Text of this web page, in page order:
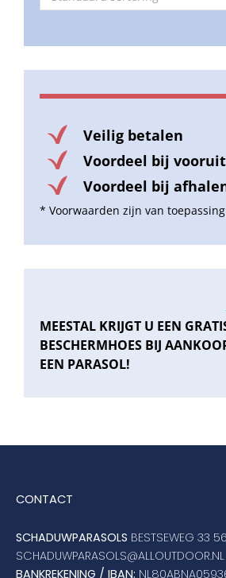
Veilig betalen
Voordeel bij
Voordeel bij
* Voorwaarden zijn van toepassing
MEESTAL KRIJGT U EEN
BESCHERMHOES BIJ
EEN PARASOL!
CONTACT
SCHADUWPARASOLS BESTSEWEG 33
SCHADUWPARASOLS@ALLOUTDOOR.NL
BANKREKENING / IBAN: